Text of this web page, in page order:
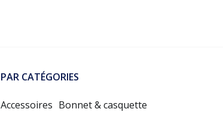
PAR CATÉGORIES
Accessoires Bonnet & casquette